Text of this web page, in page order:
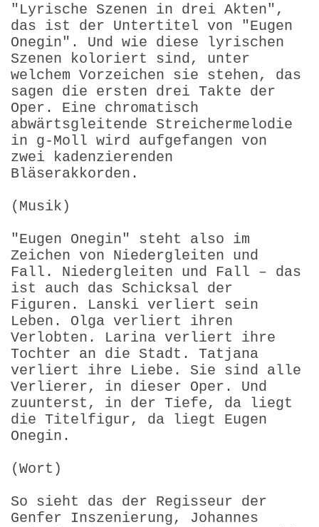
"Lyrische Szenen in drei Akten",
das ist der Untertitel von "Eugen
Onegin". Und wie diese lyrischen
Szenen koloriert sind, unter
welchem Vorzeichen sie stehen, das
sagen die ersten drei Takte der
Oper. Eine chromatisch
abwärtsgleitende Streichermelodie
in g-Moll wird aufgefangen von
zwei kadenzierenden
Bläserakkorden.
(Musik)
"Eugen Onegin" steht also im
Zeichen von Niedergleiten und
Fall. Niedergleiten und Fall – das
ist auch das Schicksal der
Figuren. Lanski verliert sein
Leben. Olga verliert ihren
Verlobten. Larina verliert ihre
Tochter an die Stadt. Tatjana
verliert ihre Liebe. Sie sind alle
Verlierer, in dieser Oper. Und
zuunterst, in der Tiefe, da liegt
die Titelfigur, da liegt Eugen
Onegin.
(Wort)
So sieht das der Regisseur der
Genfer Inszenierung, Johannes